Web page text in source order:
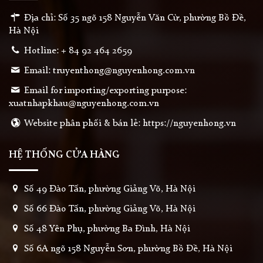
Địa chỉ: Số 35 ngõ 158 Nguyễn Văn Cừ, phường Bồ Đề,
Hà Nội
Hotline: + 84 92 464 2659
Email: truyenthong@nguyenhong.com.vn
Email for importing/exporting purpose:
xuatnhapkhau@nguyenhong.com.vn
Website phân phối & bán lẻ: https://nguyenhong.vn
HỆ THỐNG CỬA HÀNG
Số 49 Đào Tấn, phường Giảng Võ, Hà Nội
Số 66 Đào Tấn, phường Giảng Võ, Hà Nội
Số 48 Yên Phụ, phường Ba Đình, Hà Nội
Số 6A ngõ 158 Nguyễn Sơn, phường Bồ Đề, Hà Nội